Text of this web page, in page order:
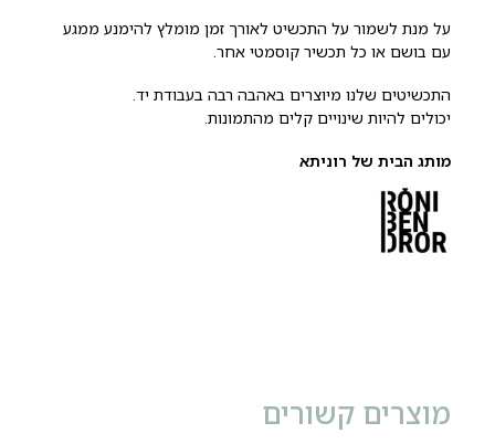
על מנת לשמור על התכשיט לאורך זמן מומלץ להימנע ממגע
עם בושם או כל תכשיר קוסמטי אחר.
התכשיטים שלנו מיוצרים באהבה רבה בעבודת יד.
יכולים להיות שינויים קלים מהתמונות.
מותג הבית של רוניתא
מוצרים קשורים